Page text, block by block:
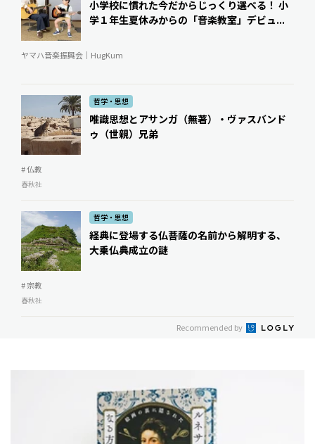
小学校に慣れた今だからじっくり選べる！ 小
学１年生夏休みからの「音楽教室」デビュ...
ヤマハ音楽振興会｜HugKum
哲学・思想
唯識思想とアサンガ（無著）・ヴァスバンド
ゥ（世親）兄弟
# 仏教
春秋社
哲学・思想
経典に登場する仏菩薩の名前から解明する、
大乗仏典成立の謎
# 宗教
春秋社
Recommended by